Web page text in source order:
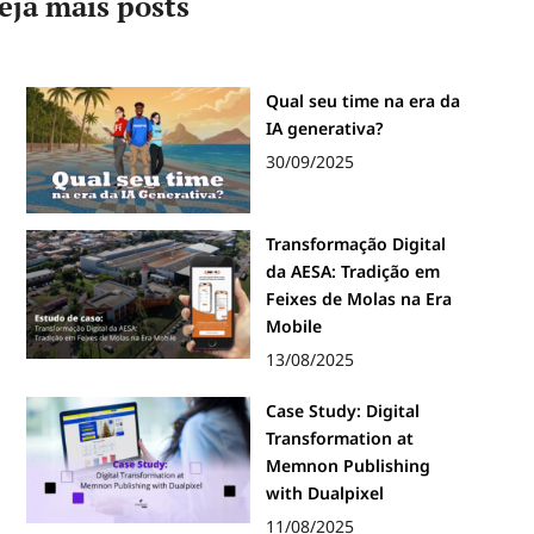
Qual seu time na era da
IA generativa?
30/09/2025
Transformação Digital
da AESA: Tradição em
Feixes de Molas na Era
Mobile
13/08/2025
Case Study: Digital
Transformation at
Memnon Publishing
with Dualpixel
11/08/2025